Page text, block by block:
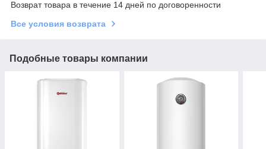
Возврат товара в течение 14 дней по договоренности
Все условия возврата
Подобные товары компании